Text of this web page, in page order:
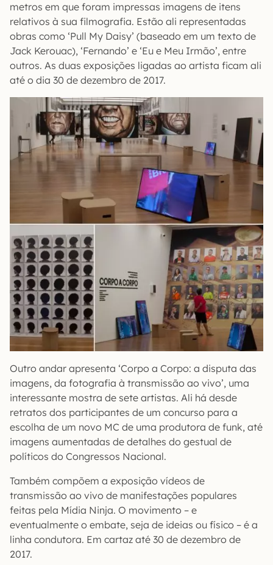
metros em que foram impressas imagens de itens
relativos à sua filmografia. Estão ali representadas
obras como ‘Pull My Daisy’ (baseado em um texto de
Jack Kerouac), ‘Fernando’ e ‘Eu e Meu Irmão’, entre
outros. As duas exposições ligadas ao artista ficam ali
até o dia 30 de dezembro de 2017.
Outro andar apresenta ‘Corpo a Corpo: a disputa das
imagens, da fotografia à transmissão ao vivo’, uma
interessante mostra de sete artistas. Ali há desde
retratos dos participantes de um concurso para a
escolha de um novo MC de uma produtora de funk, até
imagens aumentadas de detalhes do gestual de
políticos do Congressos Nacional.
Também compõem a exposição vídeos de
transmissão ao vivo de manifestações populares
feitas pela Mídia Ninja. O movimento – e
eventualmente o embate, seja de ideias ou físico – é a
linha condutora. Em cartaz até 30 de dezembro de
2017.